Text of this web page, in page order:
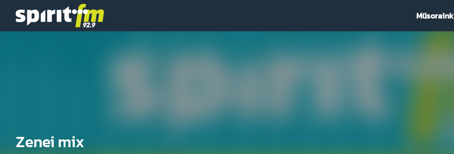
Spirit
Műsoraink
Zenei mix